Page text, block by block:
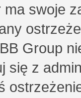
swoje
Group
się z